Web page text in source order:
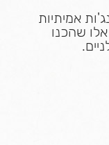
אמיתיות
שהכנו